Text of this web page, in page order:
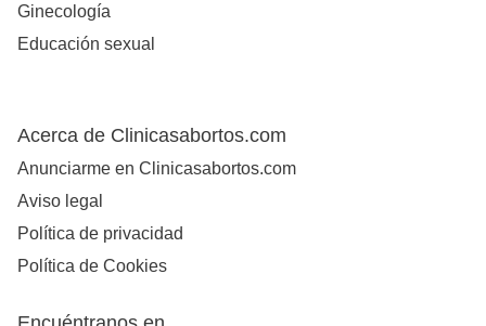
Ginecología
Educación sexual
Acerca de Clinicasabortos.com
Anunciarme en Clinicasabortos.com
Aviso legal
Política de privacidad
Política de Cookies